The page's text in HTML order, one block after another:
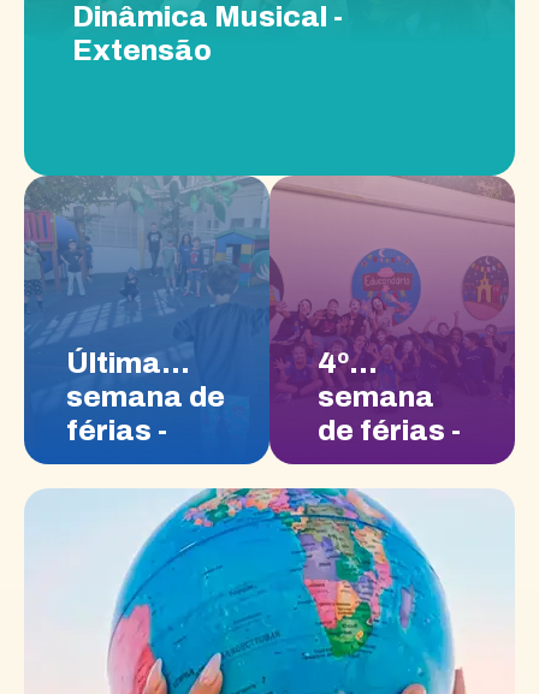
Dinâmica Musical -
Extensão
Última
semana de
férias -
(Extensão)
4º
semana
de férias -
(Extensão
- Julho)